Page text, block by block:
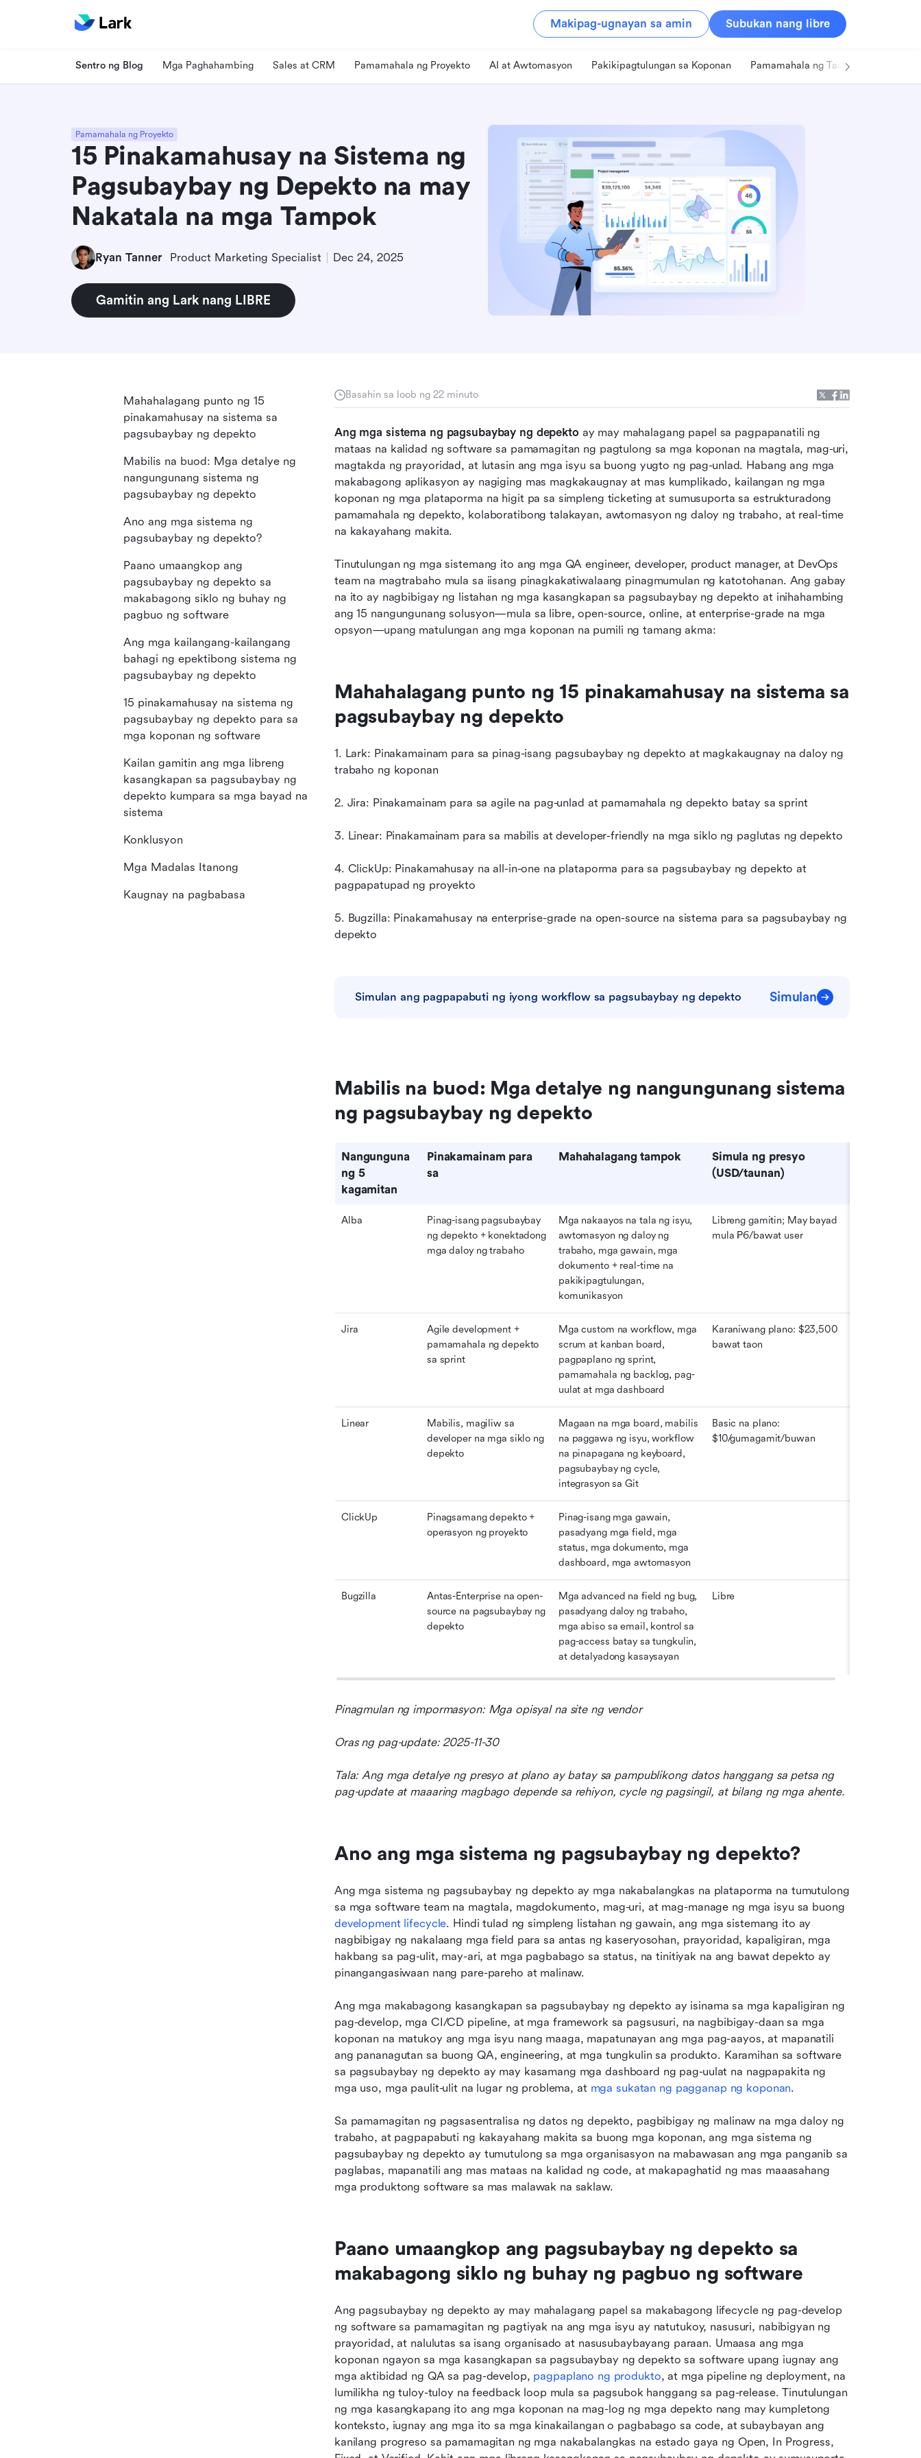
Makipag-ugnayan sa amin Subukan nang libre
Sentro ng Blog Mga Paghahambing Sales at CRM Pamamahala ng Proyekto AI at Awtomasyon Pakikipagtulungan sa Koponan Pamamahala ng Tao
Pamamahala ng Proyekto
15 Pinakamahusay na Sistema ng
Pagsubaybay ng Depekto na may
Nakatala na mga Tampok
Ryan Tanner Product Marketing Specialist Dec 24, 2025
Gamitin ang Lark nang LIBRE
Basahin sa loob ng 22 minuto
Ang mga sistema ng pagsubaybay ng depekto ay may mahalagang papel sa pagpapanatili ng
mataas na kalidad ng software sa pamamagitan ng pagtulong sa mga koponan na magtala, mag-uri,
magtakda ng prayoridad, at lutasin ang mga isyu sa buong yugto ng pag-unlad. Habang ang mga
makabagong aplikasyon ay nagiging mas magkakaugnay at mas kumplikado, kailangan ng mga
koponan ng mga plataporma na higit pa sa simpleng ticketing at sumusuporta sa estrukturadong
pamamahala ng depekto, kolaboratibong talakayan, awtomasyon ng daloy ng trabaho, at real-time
na kakayahang makita.
Tinutulungan ng mga sistemang ito ang mga QA engineer, developer, product manager, at DevOps
team na magtrabaho mula sa iisang pinagkakatiwalaang pinagmumulan ng katotohanan. Ang gabay
na ito ay nagbibigay ng listahan ng mga kasangkapan sa pagsubaybay ng depekto at inihahambing
ang 15 nangungunang solusyon—mula sa libre, open-source, online, at enterprise-grade na mga
opsyon—upang matulungan ang mga koponan na pumili ng tamang akma:
Mahahalagang punto ng 15 pinakamahusay na sistema sa
pagsubaybay ng depekto
1. Lark: Pinakamainam para sa pinag-isang pagsubaybay ng depekto at magkakaugnay na daloy ng
trabaho ng koponan
2. Jira: Pinakamainam para sa agile na pag-unlad at pamamahala ng depekto batay sa sprint
3. Linear: Pinakamainam para sa mabilis at developer-friendly na mga siklo ng paglutas ng depekto
4. ClickUp: Pinakamahusay na all-in-one na plataporma para sa pagsubaybay ng depekto at
pagpapatupad ng proyekto
5. Bugzilla: Pinakamahusay na enterprise-grade na open-source na sistema para sa pagsubaybay ng
depekto
Simulan ang pagpapabuti ng iyong workflow sa pagsubaybay ng depekto Simulan
Mabilis na buod: Mga detalye ng nangungunang sistema
ng pagsubaybay ng depekto
Nangunguna
ng 5
kagamitan
Pinakamainam para
sa
Mahahalagang tampok
Simula ng presyo
(USD/taunan)
Alba
Pinag-isang pagsubaybay
ng depekto + konektadong
mga daloy ng trabaho
Mga nakaayos na tala ng isyu,
awtomasyon ng daloy ng
trabaho, mga gawain, mga
dokumento + real-time na
pakikipagtulungan,
komunikasyon
Libreng gamitin; May bayad
mula ₱6/bawat user
Jira
Agile development +
pamamahala ng depekto
sa sprint
Mga custom na workflow, mga
scrum at kanban board,
pagpaplano ng sprint,
pamamahala ng backlog, pag-
uulat at mga dashboard
Karaniwang plano: $23,500
bawat taon
Linear
Mabilis, magiliw sa
developer na mga siklo ng
depekto
Magaan na mga board, mabilis
na paggawa ng isyu, workflow
na pinapagana ng keyboard,
pagsubaybay ng cycle,
integrasyon sa Git
Basic na plano:
$10/gumagamit/buwan
ClickUp
Pinagsamang depekto +
operasyon ng proyekto
Pinag-isang mga gawain,
pasadyang mga field, mga
status, mga dokumento, mga
dashboard, mga awtomasyon
Bugzilla
Antas-Enterprise na open-
source na pagsubaybay ng
depekto
Mga advanced na field ng bug,
pasadyang daloy ng trabaho,
mga abiso sa email, kontrol sa
pag-access batay sa tungkulin,
at detalyadong kasaysayan
Libre
Pinagmulan ng impormasyon: Mga opisyal na site ng vendor
Oras ng pag-update: 2025-11-30
Tala: Ang mga detalye ng presyo at plano ay batay sa pampublikong datos hanggang sa petsa ng
pag-update at maaaring magbago depende sa rehiyon, cycle ng pagsingil, at bilang ng mga ahente.
Ano ang mga sistema ng pagsubaybay ng depekto?
Ang mga sistema ng pagsubaybay ng depekto ay mga nakabalangkas na plataporma na tumutulong
development lifecycle. Hindi tulad ng simpleng listahan ng gawain, ang mga sistemang ito ay
nagbibigay ng nakalaang mga field para sa antas ng kaseryosohan, prayoridad, kapaligiran, mga
hakbang sa pag-ulit, may-ari, at mga pagbabago sa status, na tinitiyak na ang bawat depekto ay
pinangangasiwaan nang pare-pareho at malinaw.
Ang mga makabagong kasangkapan sa pagsubaybay ng depekto ay isinama sa mga kapaligiran ng
pag-develop, mga CI/CD pipeline, at mga framework sa pagsusuri, na nagbibigay-daan sa mga
koponan na matukoy ang mga isyu nang maaga, mapatunayan ang mga pag-aayos, at mapanatili
ang pananagutan sa buong QA, engineering, at mga tungkulin sa produkto. Karamihan sa software
sa pagsubaybay ng depekto ay may kasamang mga dashboard ng pag-uulat na nagpapakita ng
mga uso, mga paulit-ulit na lugar ng problema, at mga sukatan ng pagganap ng koponan.
Sa pamamagitan ng pagsasentralisa ng datos ng depekto, pagbibigay ng malinaw na mga daloy ng
trabaho, at pagpapabuti ng kakayahang makita sa buong mga koponan, ang mga sistema ng
pagsubaybay ng depekto ay tumutulong sa mga organisasyon na mabawasan ang mga panganib sa
paglabas, mapanatili ang mas mataas na kalidad ng code, at makapaghatid ng mas maaasahang
mga produktong software sa mas malawak na saklaw.
Paano umaangkop ang pagsubaybay ng depekto sa
makabagong siklo ng buhay ng pagbuo ng software
Ang pagsubaybay ng depekto ay may mahalagang papel sa makabagong lifecycle ng pag-develop
ng software sa pamamagitan ng pagtiyak na ang mga isyu ay natutukoy, nasusuri, nabibigyan ng
prayoridad, at nalulutas sa isang organisado at nasusubaybayang paraan. Umaasa ang mga
koponan ngayon sa mga kasangkapan sa pagsubaybay ng depekto sa software upang iugnay ang
mga aktibidad ng QA sa pag-develop, pagpaplano ng produkto, at mga pipeline ng deployment, na
lumilikha ng tuloy-tuloy na feedback loop mula sa pagsubok hanggang sa pag-release. Tinutulungan
ng mga kasangkapang ito ang mga koponan na mag-log ng mga depekto nang may kumpletong
konteksto, iugnay ang mga ito sa mga kinakailangan o pagbabago sa code, at subaybayan ang
kanilang progreso sa pamamagitan ng mga nakabalangkas na estado gaya ng Open, In Progress,
Mahahalagang punto ng 15
pinakamahusay na sistema sa
pagsubaybay ng depekto
Mabilis na buod: Mga detalye ng
nangungunang sistema ng
pagsubaybay ng depekto
Ano ang mga sistema ng
pagsubaybay ng depekto?
Paano umaangkop ang
pagsubaybay ng depekto sa
makabagong siklo ng buhay ng
pagbuo ng software
Ang mga kailangang-kailangang
bahagi ng epektibong sistema ng
pagsubaybay ng depekto
15 pinakamahusay na sistema ng
pagsubaybay ng depekto para sa
mga koponan ng software
Kailan gamitin ang mga libreng
kasangkapan sa pagsubaybay ng
depekto kumpara sa mga bayad na
sistema
Konklusyon
Mga Madalas Itanong
Kaugnay na pagbabasa